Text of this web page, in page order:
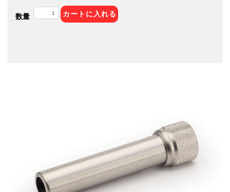
数量 カートに入れる